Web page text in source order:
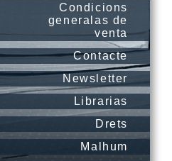
Condicions
generalas de
venta
Contacte
Newsletter
Librarias
Drets
Malhum